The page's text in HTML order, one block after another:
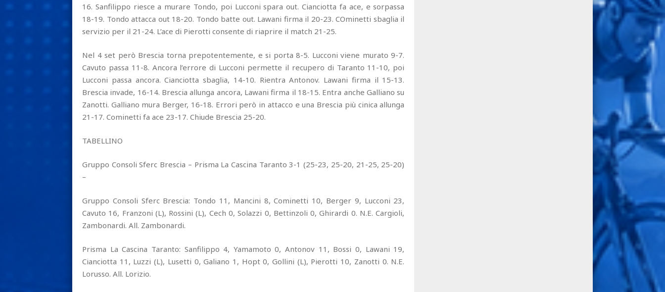
16. Sanfilippo riesce a murare Tondo, poi Lucconi spara out. Cianciotta fa ace, e sorpassa
18-19. Tondo attacca out 18-20. Tondo batte out. Lawani firma il 20-23. COminetti sbaglia il
servizio per il 21-24. L’ace di Pierotti consente di riaprire il match 21-25.
Nel 4 set però Brescia torna prepotentemente, e si porta 8-5. Lucconi viene murato 9-7.
Cavuto passa 11-8. Ancora l’errore di Lucconi permette il recupero di Taranto 11-10, poi
Lucconi passa ancora. Cianciotta sbaglia, 14-10. Rientra Antonov. Lawani firma il 15-13.
Brescia invade, 16-14. Brescia allunga ancora, Lawani firma il 18-15. Entra anche Galliano su
Zanotti. Galliano mura Berger, 16-18. Errori però in attacco e una Brescia più cinica allunga
21-17. Cominetti fa ace 23-17. Chiude Brescia 25-20.
TABELLINO
Gruppo Consoli Sferc Brescia – Prisma La Cascina Taranto 3-1 (25-23, 25-20, 21-25, 25-20)
–
Gruppo Consoli Sferc Brescia: Tondo 11, Mancini 8, Cominetti 10, Berger 9, Lucconi 23,
Cavuto 16, Franzoni (L), Rossini (L), Cech 0, Solazzi 0, Bettinzoli 0, Ghirardi 0. N.E. Cargioli,
Zambonardi. All. Zambonardi.
Prisma La Cascina Taranto: Sanfilippo 4, Yamamoto 0, Antonov 11, Bossi 0, Lawani 19,
Cianciotta 11, Luzzi (L), Lusetti 0, Galiano 1, Hopt 0, Gollini (L), Pierotti 10, Zanotti 0. N.E.
Lorusso. All. Lorizio.